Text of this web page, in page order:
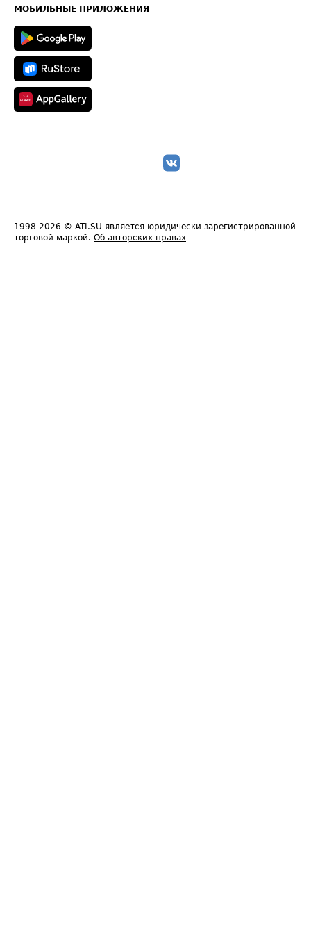
Техническая информация
МОБИЛЬНЫЕ ПРИЛОЖЕНИЯ
1998-2026 © ATI.SU является юридически зарегистрированной
торговой маркой. Об авторских правах